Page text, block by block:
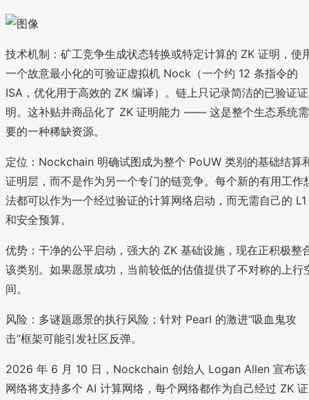
技术机制：矿工竞争生成状态转换或特定计算的 ZK 证明，使
一个故意最小化的可验证虚拟机 Nock（一个约 12 条指令的
ISA，优化用于高效的 ZK 编译）。链上只记录简洁的已验证证
明。这补贴并商品化了 ZK 证明能力 —— 这是整个生态系统需
要的一种稀缺资源。
定位：Nockchain 明确试图成为整个 PoUW 类别的基础结算
证明层，而不是作为另一个专门的链竞争。每个新的有用工作
法都可以作为一个经过验证的计算网络启动，而无需自己的 L1
和安全预算。
优势：干净的公平启动，强大的 ZK 基础设施，现在正积极整
该类别。如果愿景成功，当前较低的估值提供了不对称的上行
间。
风险：多谜题愿景的执行风险；针对 Pearl 的激进“吸血鬼攻
击”框架可能引发社区反弹。
2026 年 6 月 10 日，Nockchain 创始人 Logan Allen 宣布该
网络将支持多个 AI 计算网络，每个网络都作为自己经过 ZK 证